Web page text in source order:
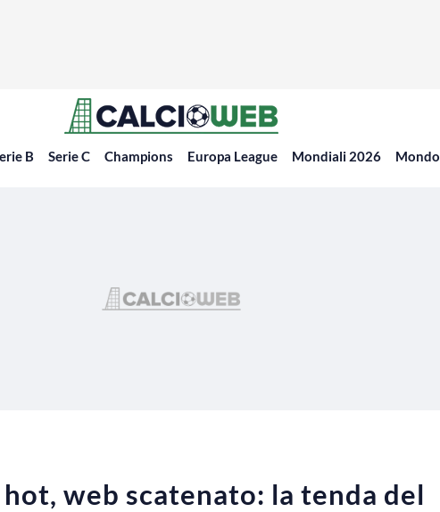
B Serie C Champions Europa League Mondiali 2026 Mondo
web scatenato: la tenda del